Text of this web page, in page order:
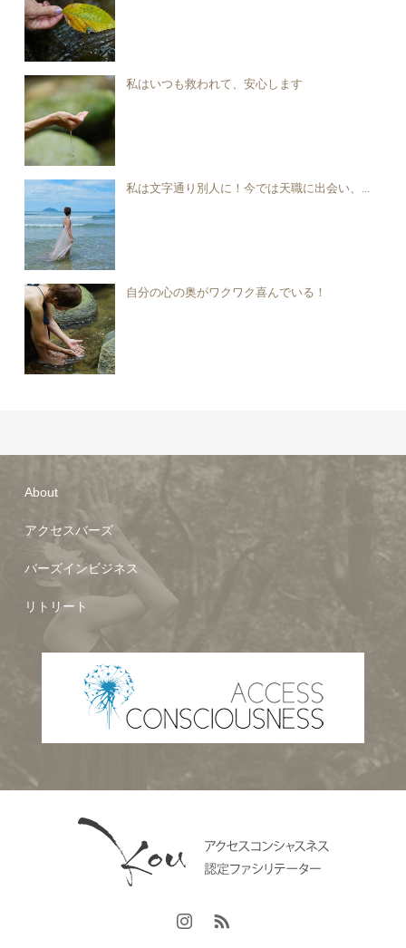
私はいつも救われて、安心します
私は文字通り別人に！今では天職に出会い、...
自分の心の奥がワクワク喜んでいる！
About
アクセスバーズ
バーズインビジネス
リトリート